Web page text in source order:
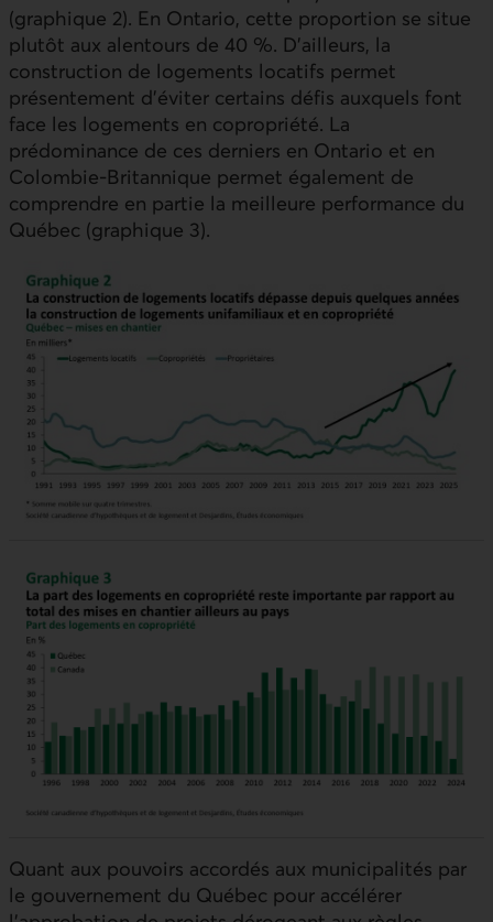
(graphique 2). En Ontario, cette proportion se situe
plutôt aux alentours de 40 %. D’ailleurs, la
construction de logements locatifs permet
présentement d’éviter certains défis auxquels font
face les logements en copropriété. La
prédominance de ces derniers en Ontario et en
Colombie‑Britannique permet également de
comprendre en partie la meilleure performance du
Québec (graphique 3).
Quant aux pouvoirs accordés aux municipalités par
le gouvernement du Québec pour accélérer